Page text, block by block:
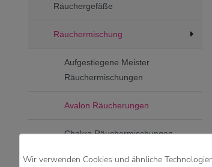
Räuchergefäße
Räuchermischung
Aufgestiegene Meister
Räuchermischungen
Avalon Räucherungen
Chakra Räuchermischungen
Einfach Räuchern -
Wir verwenden Cookies und ähnliche